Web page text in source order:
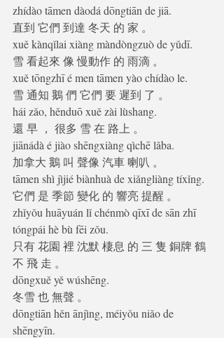
zhídào tāmen dàodá dōngtiān de jiā.
直到 它們 到達 冬天 的 家 。
xuě kànqǐlai xiàng màndòngzuò de yǔdī.
雪 看起來 像 慢動作 的 雨滴 。
xuě tōngzhī é men tāmen yào chídào le.
雪 通知 鵝 們 它們 要 遲到 了 。
hái zǎo, hěnduō xuě zài lùshang.
還 早 ， 很多 雪 在 路上 。
jiānádà é jiào shēngxiàng qìchē lǎba.
加拿大 鵝 叫 聲像 汽車 喇叭 。
tāmen shì jìjié biànhuà de xiǎngliàng tíxǐng.
它們 是 季節 變化 的 響亮 提醒 。
zhǐyǒu huāyuán lǐ chénmò qīxī de sān zhī
tóngpái hè bù fēi zǒu.
只有 花園 裡 沈默 棲息 的 三 隻 銅牌 鶴
不 飛 走 。
dōngxuě yě wúshēng.
冬雪 也 無聲 。
dōngtiān hěn ānjìng, méiyǒu niǎo de
shēngyīn.